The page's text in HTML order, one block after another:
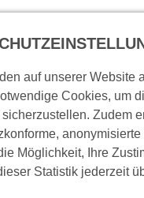
inkl. MwSt.
Zum Warenkorb
200 Ausgaben. Im
36- Archiv auf eine
Neben
auf unserer Website
Cookies, um
Zudem
Möglichkeit, Ihre
Statistik jederzeit